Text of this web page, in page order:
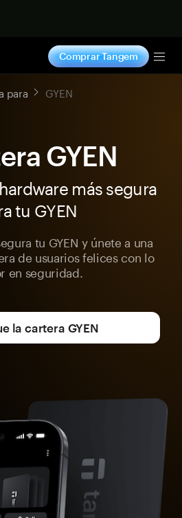
Comprar Tangem
para GYEN
GYEN
más segura
tu GYEN
tu GYEN y únete a una
de usuarios felices con lo
en seguridad.
la cartera GYEN